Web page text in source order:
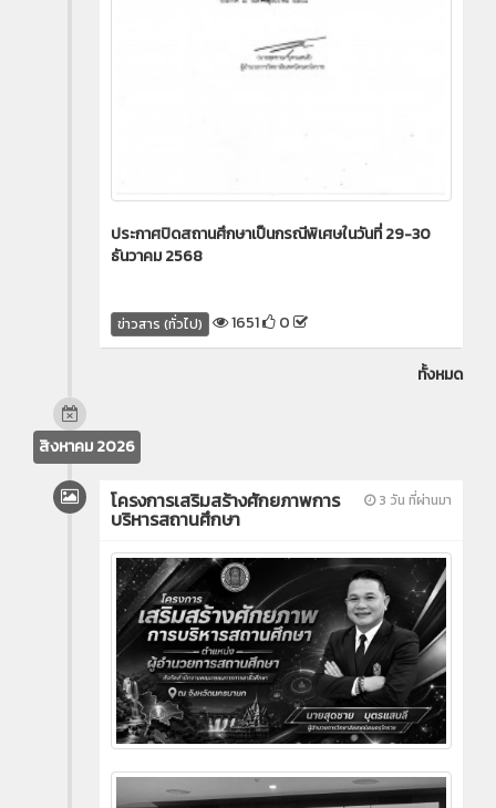
ประกาศปิดสถานศึกษาเป็นกรณีพิเศษในวันที่ 29-30
ธันวาคม 2568
ข่าวสาร (ทั่วไป) 1651 0
ทั้งหมด
สิงหาคม 2026
3 วัน ที่ผ่านมา
โครงการเสริมสร้างศักยภาพการ
บริหารสถานศึกษา